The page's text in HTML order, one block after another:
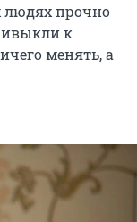
людях прочно
к
менять, а